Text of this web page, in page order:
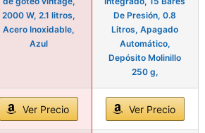
2000 W, 2.1 litros,
Acero Inoxidable,
Azul
De Presión, 0.8
Litros, Apagado
Automático,
Depósito Molinillo
250 g,
Ver Precio Ver Precio